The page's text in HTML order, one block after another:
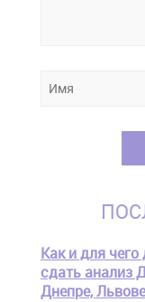
Как и для
сдать анализ
Днепре, Львове